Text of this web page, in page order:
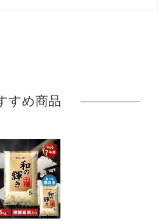
すめ商品